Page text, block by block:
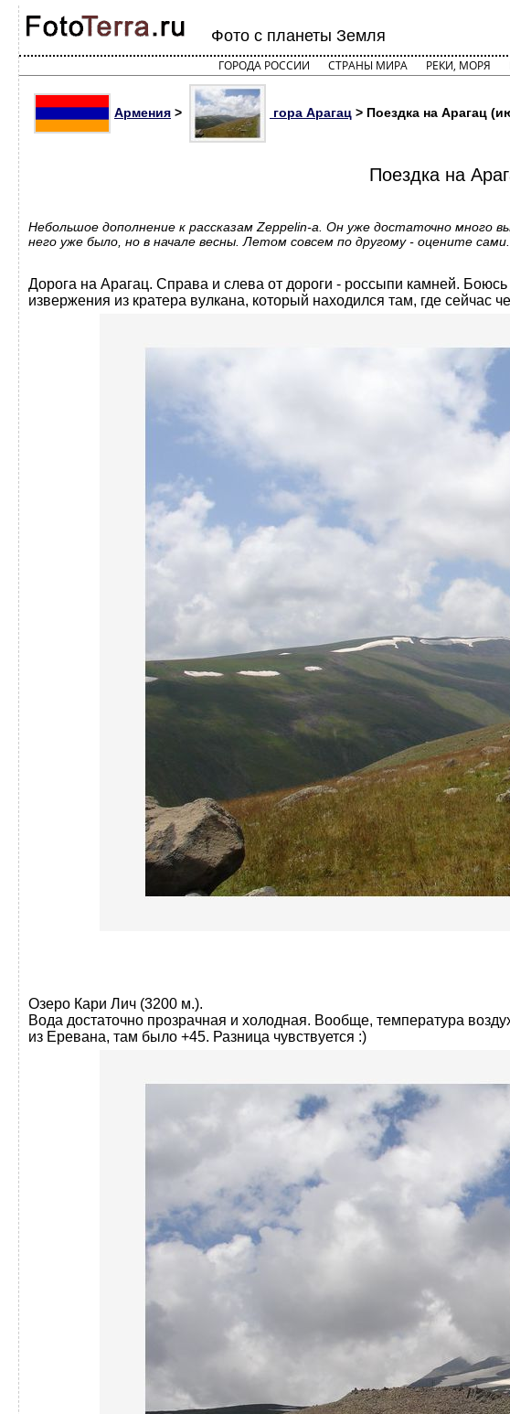
Фото с планеты Земля
ГОРОДА РОССИИ СТРАНЫ МИРА РЕКИ, МОРЯ
Армения > гора Арагац > Поездка на Арагац
Поездка на
Небольшое дополнение к рассказам Zeppelin-а. Он уже достаточно много
него уже было, но в начале весны. Летом совсем по другому - оцените
Дорога на Арагац. Справа и слева от дороги - россыпи камней.
извержения из кратера вулкана, который находился там, где сейчас
Озеро Кари Лич (3200 м.).
Вода достаточно прозрачная и холодная. Вообще, температура
из Еревана, там было +45. Разница чувствуется :)